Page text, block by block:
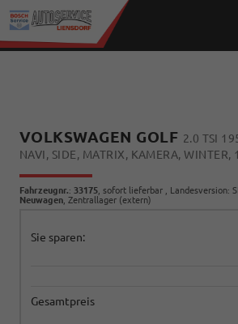
VOLKSWAGEN GOLF 2.0 TSI
NAVI, SIDE, MATRIX, KAMERA, WINTER,
Fahrzeugnr.: 33175 sofort lieferbar , Landesversion:
Neuwagen , Zentrallager (extern)
Sie sparen:
Gesamtpreis